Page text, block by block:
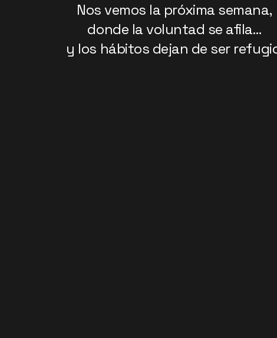
Nos vemos la próxima semana,
donde la voluntad se afila…
y los hábitos dejan de ser